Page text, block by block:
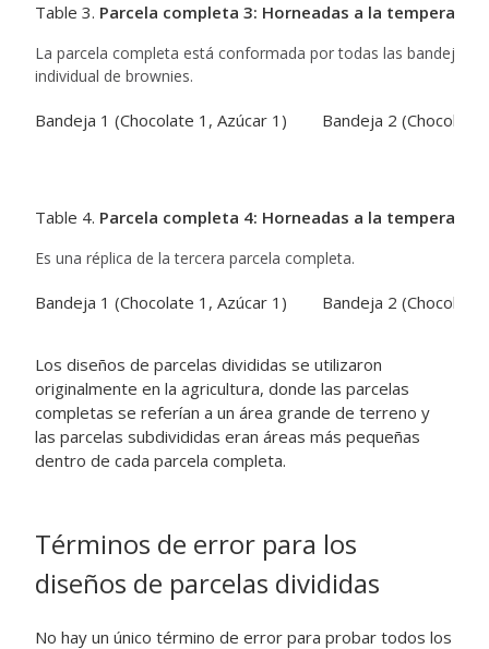
Table 3. Parcela completa 3: Horneadas a la
La parcela completa está conformada por todas las bandejas
individual de brownies.
Bandeja 1 (Chocolate 1, Azúcar 1) Bandeja 2 (Chocolate
Table 4. Parcela completa 4: Horneadas a la
Es una réplica de la tercera parcela completa.
Bandeja 1 (Chocolate 1, Azúcar 1) Bandeja 2 (Chocolate
Los diseños de parcelas divididas se utilizaron
originalmente en la agricultura, donde las parcelas
completas se referían a un área grande de terreno y
las parcelas subdivididas eran áreas más pequeñas
dentro de cada parcela completa.
Términos de error para los
diseños de parcelas divididas
No hay un único término de error para probar todos los